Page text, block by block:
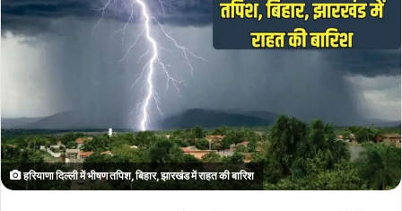
हरियाणा दिल्ली में भीषण तपिश, बिहार, झारखंड में राहत की बारिश